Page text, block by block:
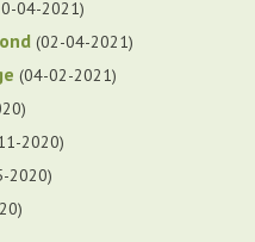
04-2021
02-04-2021
04-02-2021
2020
2020